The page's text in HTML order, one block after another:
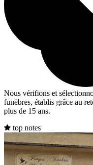
Nous vérifions et
funèbres, établis grâce au
plus de 15 ans.
top notes